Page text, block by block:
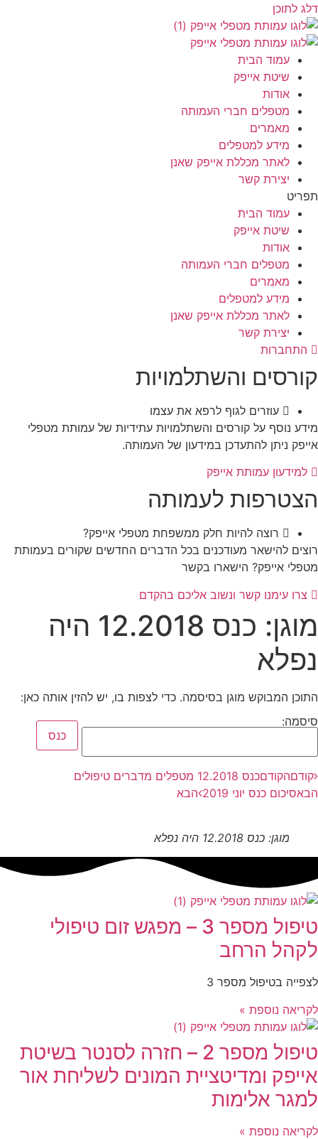
דלג לתוכן
עמוד הבית
שיטת אייפק
אודות
מטפלים חברי העמותה
מאמרים
מידע למטפלים
לאתר מכללת אייפק שאנן
יצירת קשר
תפריט
עמוד הבית
שיטת אייפק
אודות
מטפלים חברי העמותה
מאמרים
מידע למטפלים
לאתר מכללת אייפק שאנן
יצירת קשר
התחברות
קורסים והשתלמויות
עוזרים לגוף לרפא את עצמו
מידע נוסף על קורסים והשתלמויות עתידיות של עמותת מטפלי
אייפק ניתן להתעדכן במידעון של העמותה.
למידעון עמותת אייפק
הצטרפות לעמותה
רוצה להיות חלק ממשפחת מטפלי אייפק?
רוצים להישאר מעודכנים בכל הדברים החדשים שקורים בעמותת
מטפלי אייפק? הישארו בקשר
צרו עימנו קשר ונשוב אליכם בהקדם
מוגן: כנס 12.2018 היה
נפלא
התוכן המבוקש מוגן בסיסמה. כדי לצפות בו, יש להזין אותה כאן:
סיסמה:
קודםהקודםכנס 12.2018 מטפלים מדברים טיפולים
הבאסיכום כנס יוני 2019 הבא
מוגן: כנס 12.2018 היה נפלא
טיפול מספר 3 – מפגש זום טיפולי
לקהל הרחב
לצפייה בטיפול מספר 3
לקריאה נוספת »
טיפול מספר 2 – חזרה לסנטר בשיטת
אייפק ומדיטציית המונים לשליחת אור
למגר אלימות
לקריאה נוספת »